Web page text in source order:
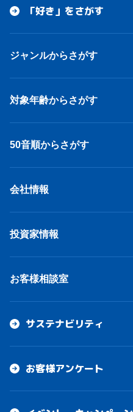
「好き」をさがす
ジャンルからさがす
対象年齢からさがす
50音順からさがす
会社情報
投資家情報
お客様相談室
サステナビリティ
お客様アンケート